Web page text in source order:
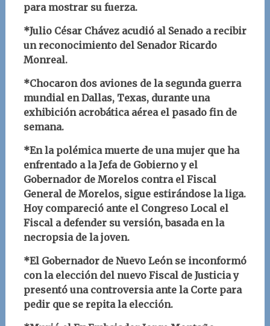
para mostrar su fuerza.
*Julio César Chávez acudió al Senado a recibir
un reconocimiento del Senador Ricardo
Monreal.
*Chocaron dos aviones de la segunda guerra
mundial en Dallas, Texas, durante una
exhibición acrobática aérea el pasado fin de
semana.
*En la polémica muerte de una mujer que ha
enfrentado a la Jefa de Gobierno y el
Gobernador de Morelos contra el Fiscal
General de Morelos, sigue estirándose la liga.
Hoy compareció ante el Congreso Local el
Fiscal a defender su versión, basada en la
necropsia de la joven.
*El Gobernador de Nuevo León se inconformó
con la elección del nuevo Fiscal de Justicia y
presentó una controversia ante la Corte para
pedir que se repita la elección.